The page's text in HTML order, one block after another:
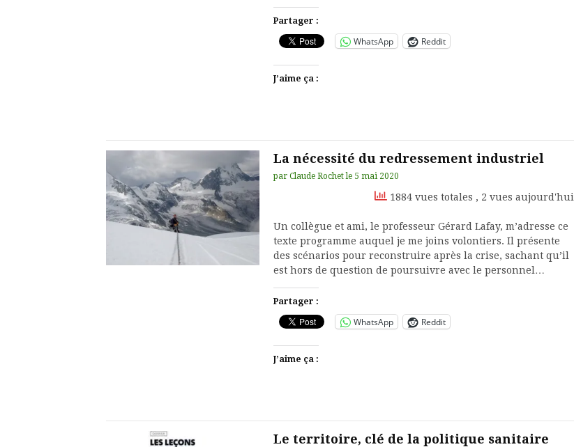
Partager :
WhatsApp Reddit
J’aime ça :
La nécessité du redressement industriel
par Claude Rochet le 5 mai 2020
1884 vues totales , 2 vues aujourd'hui
Un collègue et ami, le professeur Gérard Lafay, m’adresse ce
texte programme auquel je me joins volontiers. Il présente
des scénarios pour reconstruire après la crise, sachant qu’il
est hors de question de poursuivre avec le personnel…
Partager :
WhatsApp Reddit
J’aime ça :
Le territoire, clé de la politique sanitaire